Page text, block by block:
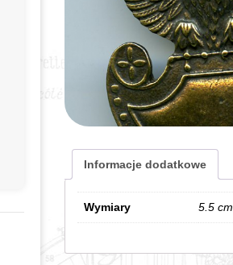
Informacje dodatkowe
Wymiary 5.5 cm